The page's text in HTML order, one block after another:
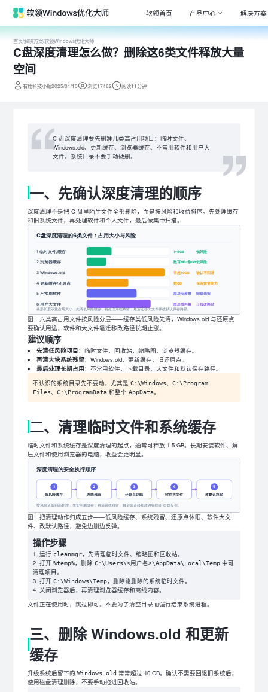
软领首页 产品中心
Windows
专注清理
全面诊断
解决方案
首页/解决方案/软领Windows优化大师
C盘深度清理怎么做？删除这6类文件释放大量
空间
有用科技小编2025/01/10 浏览17462 阅读11分钟
C 盘深度清理要先删准几类高占用项目：临时文件、
Windows.old、更新缓存、浏览器缓存、不常用软件和用户大
文件。系统目录不要手动硬删。
一、先确认深度清理的顺序
深度清理不是把 C 盘里陌生文件全部删除，而是按风险和收益排序。先处理缓存
和旧系统文件，再处理软件和个人文件，最后做集中扫描。
图：六类高占用文件按风险分层——缓存类低风险先清，Windows.old 与还原点
要确认用途，软件和大文件靠迁移改路径长期止涨。
建议顺序
先清低风险项目：临时文件、回收站、缩略图、浏览器缓存。
再清大块系统残留：Windows.old、更新缓存、旧还原点。
最后处理长期占用：不常用软件、下载目录、大文件和默认保存路径。
不认识的系统目录先不要动，尤其是C:\Windows、C:\Program
Files、C:\ProgramData 和整个AppData。
二、清理临时文件和系统缓存
临时文件和系统缓存是深度清理的起点，通常可释放 1-5 GB。长期安装软件、解
压文件和使用浏览器的电脑，收益会更明显。
图：把清理动作归成五步——低风险缓存、系统残留、还原点休眠、软件大文
件、改默认路径，避免边删边反弹。
操作步骤
运行 cleanmgr，先清理临时文件、缩略图和回收站。
打开%temp%，删除C:\Users\<用户名>\AppData\Local\Temp 中可
清理项目。
打开C:\Windows\Temp，删除能删除的系统临时文件。
关闭浏览器后，再清理浏览器缓存和离线内容。
文件正在使用时，跳过即可。不要为了清空目录而强行结束系统进程。
三、删除 Windows.old 和更新
缓存
升级系统后留下的Windows.old 常常超过 10 GB。确认不需要回退旧系统后，
使用磁盘清理删除，不要手动拖进回收站。